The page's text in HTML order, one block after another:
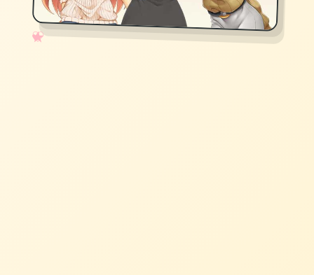
✧
♡
★
♥